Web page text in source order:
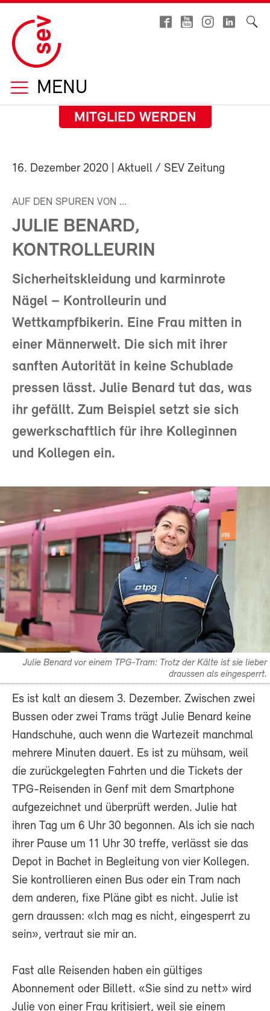
MENU
MITGLIED WERDEN
16. Dezember 2020 | Aktuell / SEV Zeitung
AUF DEN SPUREN VON ...
JULIE BENARD,
KONTROLLEURIN
Sicherheitskleidung und karminrote
Nägel – Kontrolleurin und
Wettkampfbikerin. Eine Frau mitten in
einer Männerwelt. Die sich mit ihrer
sanften Autorität in keine Schublade
pressen lässt. Julie Benard tut das, was
ihr gefällt. Zum Beispiel setzt sie sich
gewerkschaftlich für ihre Kolleginnen
und Kollegen ein.
Julie Benard vor einem TPG-Tram: Trotz der Kälte ist sie lieber
draussen als eingesperrt.
Es ist kalt an diesem 3. Dezember. Zwischen zwei
Bussen oder zwei Trams trägt Julie Benard keine
Handschuhe, auch wenn die Wartezeit manchmal
mehrere Minuten dauert. Es ist zu mühsam, weil
die zurückgelegten Fahrten und die Tickets der
TPG-Reisenden in Genf mit dem Smartphone
aufgezeichnet und überprüft werden. Julie hat
ihren Tag um 6 Uhr 30 begonnen. Als ich sie nach
ihrer Pause um 11 Uhr 30 treffe, verlässt sie das
Depot in Bachet in Begleitung von vier Kollegen.
Sie kontrollieren einen Bus oder ein Tram nach
dem anderen, fixe Pläne gibt es nicht. Julie ist
gern draussen: «Ich mag es nicht, eingesperrt zu
sein», vertraut sie mir an.
Fast alle Reisenden haben ein gültiges
Abonnement oder Billett. «Sie sind zu nett» wird
Julie von einer Frau kritisiert, weil sie einem